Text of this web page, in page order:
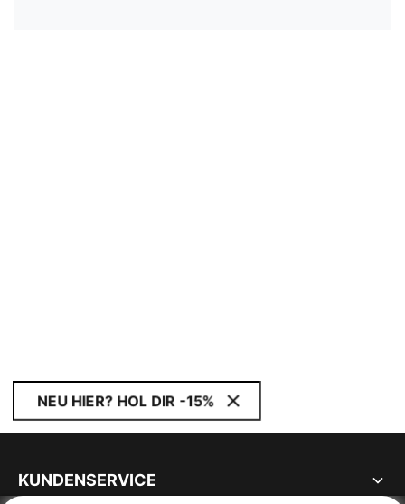
NEU HIER? HOL DIR -15%
KUNDENSERVICE